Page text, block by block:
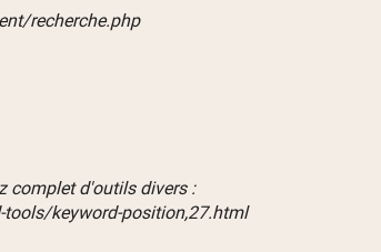
recherche.php
complet d'outils divers :
keyword-position,27.html